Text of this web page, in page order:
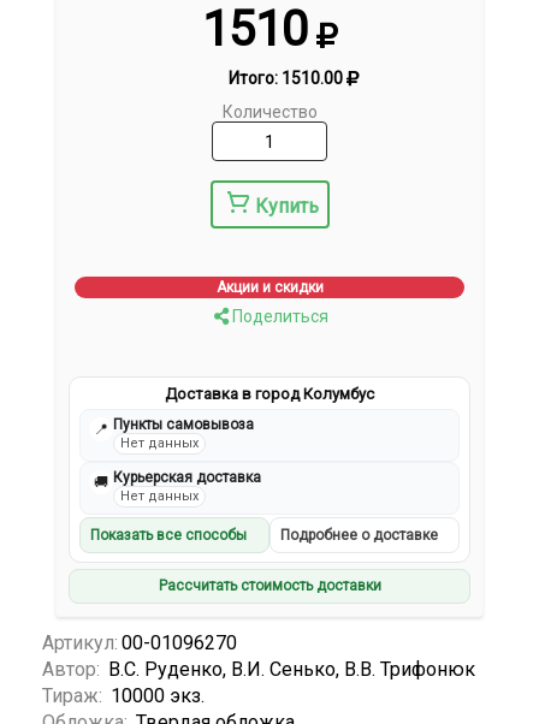
1510
Итого: 1510.00
Количество
Купить
Акции и скидки
Поделиться
Доставка в город Колумбус
📍 Пункты самовывоза
Нет данных
🚚 Курьерская доставка
Нет данных
Показать все способы Подробнее о доставке
Рассчитать стоимость доставки
Артикул: 00-01096270
Автор: В.С. Руденко, В.И. Сенько, В.В. Трифонюк
Тираж: 10000 экз.